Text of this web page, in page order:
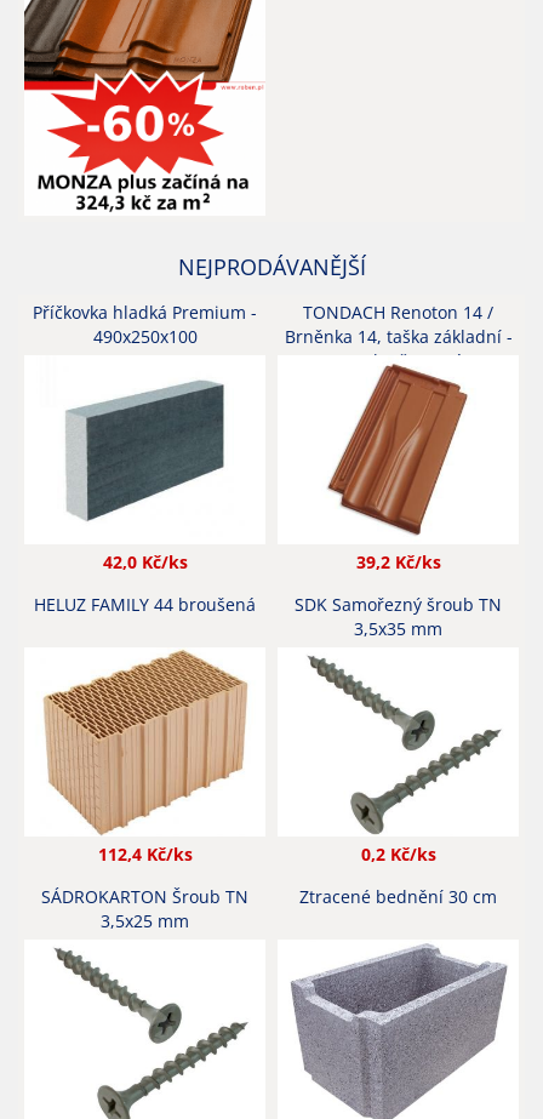
NEJPRODÁVANĚJŠÍ
Příčkovka hladká Premium -
490x250x100
42,0 Kč/ks
TONDACH Renoton 14 /
Brněnka 14, taška základní -
engoba červená
39,2 Kč/ks
HELUZ FAMILY 44 broušená
112,4 Kč/ks
SDK Samořezný šroub TN
3,5x35 mm
0,2 Kč/ks
SÁDROKARTON Šroub TN
3,5x25 mm
Ztracené bednění 30 cm